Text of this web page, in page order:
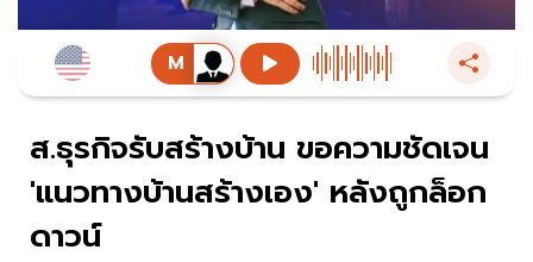
ส.ธุรกิจรับสร้างบ้าน ขอความชัดเจน
'แนวทางบ้านสร้างเอง' หลังถูกล็อก
ดาวน์